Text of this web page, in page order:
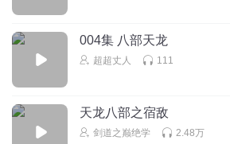
004集 八部天龙
超超丈人 111
天龙八部之宿敌
剑道之巅绝学 2.48万